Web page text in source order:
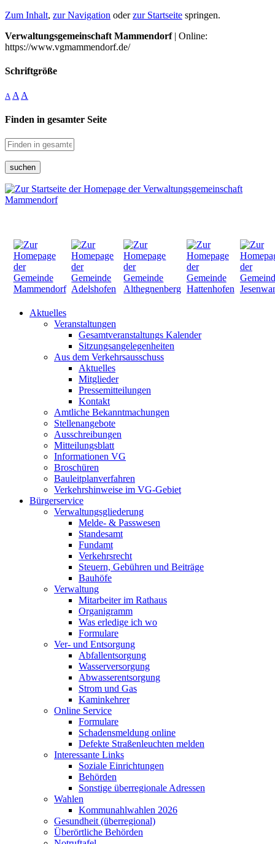
Zum Inhalt, zur Navigation oderzur Startseite springen.
Verwaltungsgemeinschaft Mammendorf| Online:
https://www.vgmammendorf.de/
Schriftgröße
A A A
Finden in gesamter Seite
suchen
Aktuelles
Veranstaltungen
Gesamtveranstaltungs Kalender
Sitzungsangelegenheiten
Aus dem Verkehrsausschuss
Aktuelles
Mitglieder
Pressemitteilungen
Kontakt
Amtliche Bekanntmachungen
Stellenangebote
Ausschreibungen
Mitteilungsblatt
Informationen VG
Broschüren
Bauleitplanverfahren
Verkehrshinweise im VG-Gebiet
Bürgerservice
Verwaltungsgliederung
Melde- & Passwesen
Standesamt
Fundamt
Verkehrsrecht
Steuern, Gebühren und Beiträge
Bauhöfe
Verwaltung
Mitarbeiter im Rathaus
Organigramm
Was erledige ich wo
Formulare
Ver- und Entsorgung
Abfallentsorgung
Wasserversorgung
Abwasserentsorgung
Strom und Gas
Kaminkehrer
Online Service
Formulare
Schadensmeldung online
Defekte Straßenleuchten melden
Interessante Links
Soziale Einrichtungen
Behörden
Sonstige überregionale Adressen
Wahlen
Kommunahlwahlen 2026
Gesundheit (überregional)
Überörtliche Behörden